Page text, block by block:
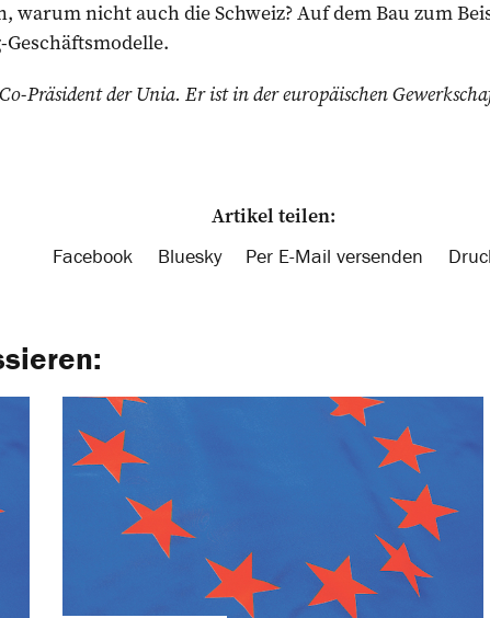
warum nicht auch die Schweiz? Auf dem Bau zum
Präsident der Unia. Er ist in der europäischen
Artikel teilen:
Facebook Bluesky Per E-Mail versenden